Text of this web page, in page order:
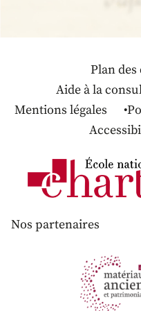
Plan
Aide à la
Mentions légales
Nos partenaires